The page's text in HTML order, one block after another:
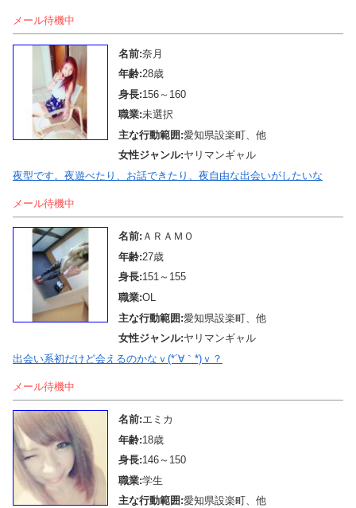
メール待機中
名前:奈月
年齢:28歳
身長:156～160
職業:未選択
主な行動範囲:愛知県設楽町、他
女性ジャンル:ヤリマンギャル
夜型です。夜遊べたり、お話できたり、夜自由な出会いがしたいな
メール待機中
名前: ＡＲＡＭＯ
年齢:27歳
身長:151～155
職業:OL
主な行動範囲:愛知県設楽町、他
女性ジャンル:ヤリマンギャル
出会い系初だけど会えるのかなｖ(*´∀｀*)ｖ？
メール待機中
名前:エミカ
年齢:18歳
身長:146～150
職業:学生
主な行動範囲:愛知県設楽町、他